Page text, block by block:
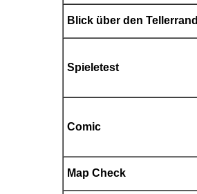
Blick über den Tellerrand
Spieletest
Comic
Map Check